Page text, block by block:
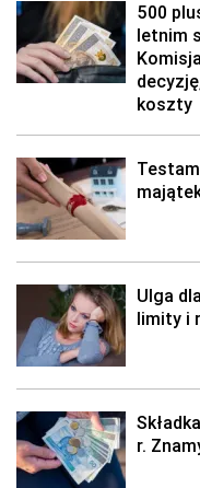
500
letnim
koszty
Ulga
limity i
r.